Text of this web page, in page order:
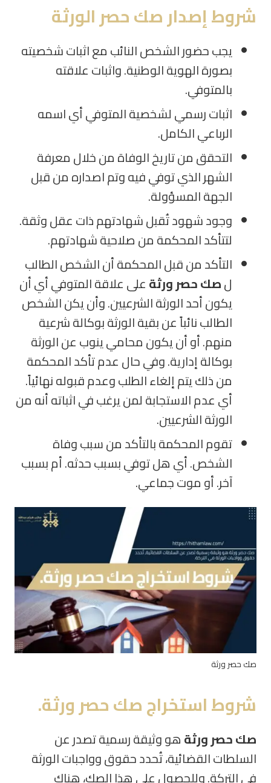
شروط إصدار صك حصر الورثة
يجب حضور الشخص النائب مع اثبات شخصيته
بصورة الهوية الوطنية. واثبات علاقته
بالمتوفي.
اثبات رسمي لشخصية المتوفي أي اسمه
الرباعي الكامل.
التحقق من تاريخ الوفاة من خلال معرفة
الشهر الذي توفي فيه وتم اصداره من قبل
الجهة المسؤولة.
وجود شهود تُقبل شهادتهم ذات عقل وثقة.
لتتأكد المحكمة من صلاحية شهادتهم.
التأكد من قبل المحكمة أن الشخص الطالب
لصك حصر ورثةعلى علاقة المتوفي أي أن
يكون أحد الورثة الشرعيين. وأن يكن الشخص
الطالب نائباً عن بقية الورثة بوكالة شرعية
منهم. أو أن يكون محامي ينوب عن الورثة
بوكالة إدارية. وفي حال عدم تأكد المحكمة
من ذلك يتم إلغاء الطلب وعدم قبوله نهائياً.
أي عدم الاستجابة لمن يرغب في اثباته أنه من
الورثة الشرعيين.
تقوم المحكمة بالتأكد من سبب وفاة
الشخص. أي هل توفي بسبب حدثه. أم بسبب
آخر. أو موت جماعي.
صك حصر ورثة
شروط استخراج صك حصر ورثة.
صك حصر ورثةهو وثيقة رسمية تصدر عن
السلطات القضائية، تُحدد حقوق وواجبات الورثة
في التركة. وللحصول على هذا الصك، هناك